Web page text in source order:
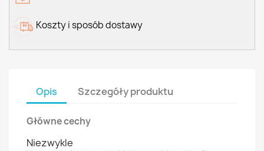
Koszty i sposób dostawy
Opis Szczegóły produktu
Główne cechy
Niezwykle